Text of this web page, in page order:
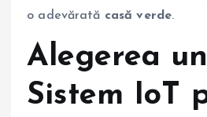
o adevărată casă verde.
Alegerea
Sistem IoT